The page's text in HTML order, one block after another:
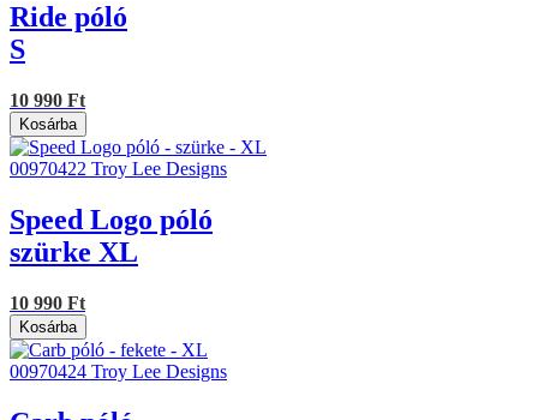
Ride póló
S
10 990 Ft
Kosárba
00970422 Troy Lee Designs
Speed Logo póló
szürke XL
10 990 Ft
Kosárba
00970424 Troy Lee Designs